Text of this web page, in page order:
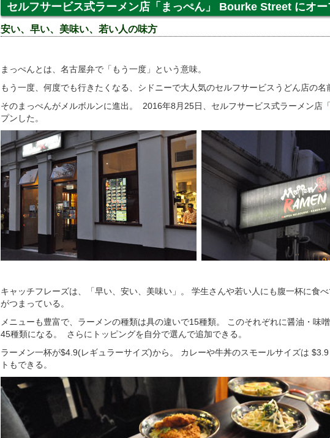
セルフサービス式ラーメン店「まっぺん」 Bourke Street にオー
安い、早い、美味い、若い人の味方
まっぺんとは、名古屋弁で「もう一度」という意味。
もう一度、何度でも行きたくなる、シドニーで大人気のセルフサービスうどん店の名
そのまっぺんがメルボルンに進出。 2016年8月25日、セルフサービス式ラーメン店「
プンした。
キャッチフレーズは、「早い、安い、美味い」。 学生さんや若い人にも腹一杯に食
がつまっている。
メニューも豊富で、ラーメンの種類は具の違いで15種類。 このそれぞれに醤油・味
45種類になる。 さらにトッピングを自分で選んで追加できる。
ラーメン一杯が$4.9(レギュラーサイズ)から。 カレーや牛丼のスモールサイズは
トもできる。